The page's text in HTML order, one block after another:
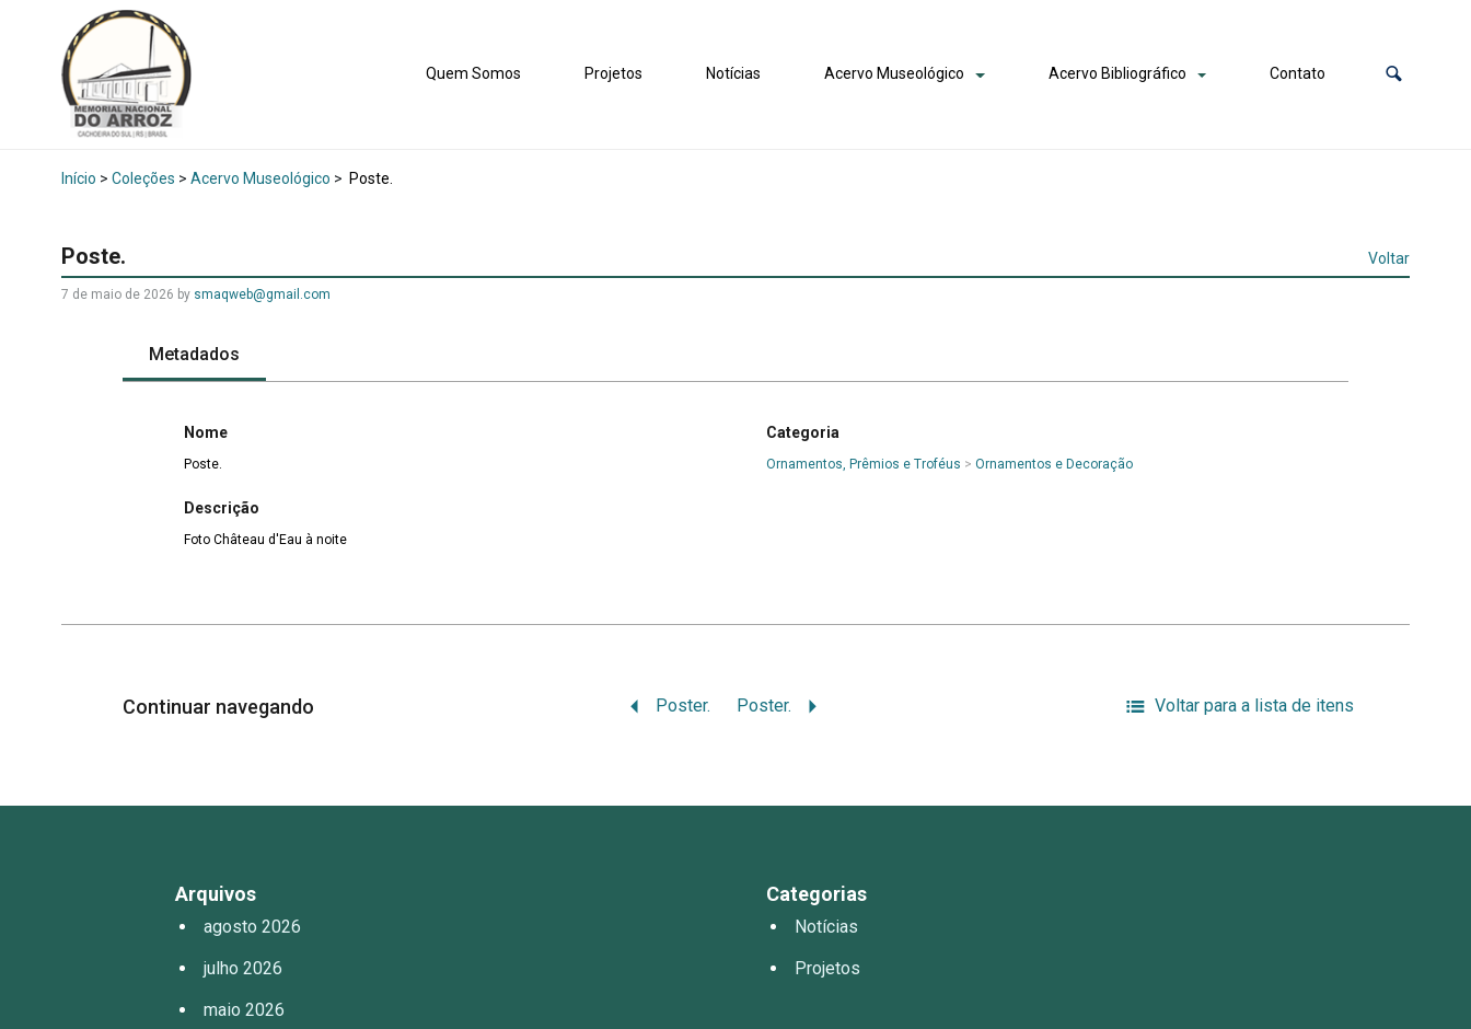
Quem Somos Projetos Notícias Acervo Museológico Acervo Bibliográfico Contato
Início > Coleções > Acervo Museológico > Poste.
Poste. Voltar
7 de maio de 2026 by smaqweb@gmail.com
Metadados
Nome
Poste.
Descrição
Foto Château d'Eau à noite
Categoria
Ornamentos, Prêmios e Troféus > Ornamentos e Decoração
Continuar navegando Poster. Poster. Voltar para a lista de itens
Arquivos
agosto 2026
julho 2026
maio 2026
Categorias
Notícias
Projetos